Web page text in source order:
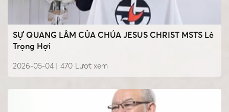
SỰ QUANG LÂM CỦA CHÚA JESUS CHRIST MSTS Lê
Trọng Hợi
2026-05-04 | Lượt xem
470